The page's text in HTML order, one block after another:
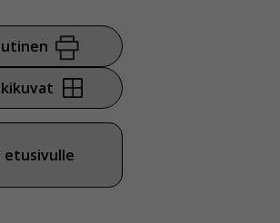
etusivulle